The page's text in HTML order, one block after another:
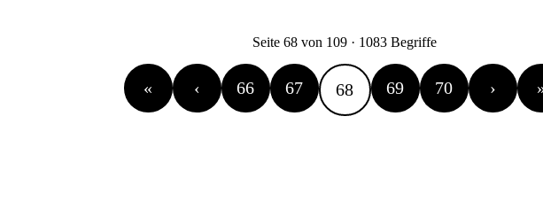
Seite 68 von 109 · 1083 Begriffe
« ‹ 66 67 68 69 70 ›